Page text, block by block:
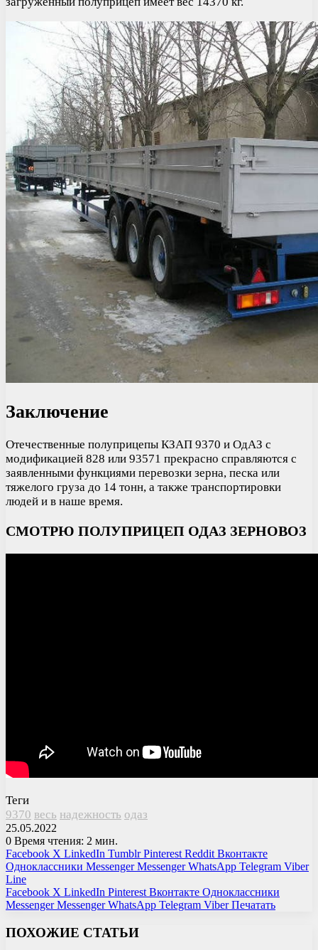
Заключение
Отечественные полуприцепы КЗАП 9370 и ОдАЗ с
модификацией 828 или 93571 прекрасно справляются с
заявленными функциями перевозки зерна, песка или
тяжелого груза до 14 тонн, а также транспортировки
людей и в наше время.
СМОТРЮ ПОЛУПРИЦЕП ОДАЗ ЗЕРНОВОЗ
Теги
9370 весь надежность одаз
25.05.2022
0 Время чтения: 2 мин.
Facebook X LinkedIn Tumblr Pinterest Reddit Вконтакте
Одноклассники Messenger Messenger WhatsApp Telegram Viber
Line
Facebook X LinkedIn Pinterest Вконтакте Одноклассники
Messenger Messenger WhatsApp Telegram Viber Печатать
ПОХОЖИЕ СТАТЬИ